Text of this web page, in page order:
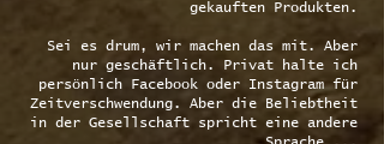
gekauften Produkten.
Sei es drum, wir machen das mit. Aber
nur geschäftlich. Privat halte ich
persönlich Facebook oder Instagram für
Zeitverschwendung. Aber die Beliebtheit
in der Gesellschaft spricht eine andere